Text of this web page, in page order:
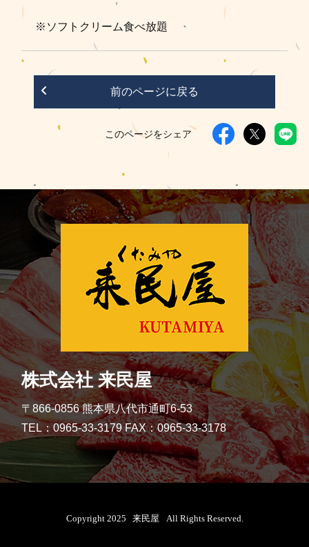
※ソフトクリーム食べ放題
前のページに戻る
このページをシェア
株式会社 来民屋
〒866-0856 熊本県八代市通町6-53
TEL：0965-33-3179 FAX：0965-33-3178
Copyright 2025 来民屋 All Rights Reserved.